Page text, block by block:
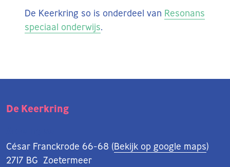
De Keerkring so is onderdeel van Resonans
speciaal onderwijs.
De Keerkring
César Franckrode 66-68 (Bekijk op google maps)
2717 BG Zoetermeer